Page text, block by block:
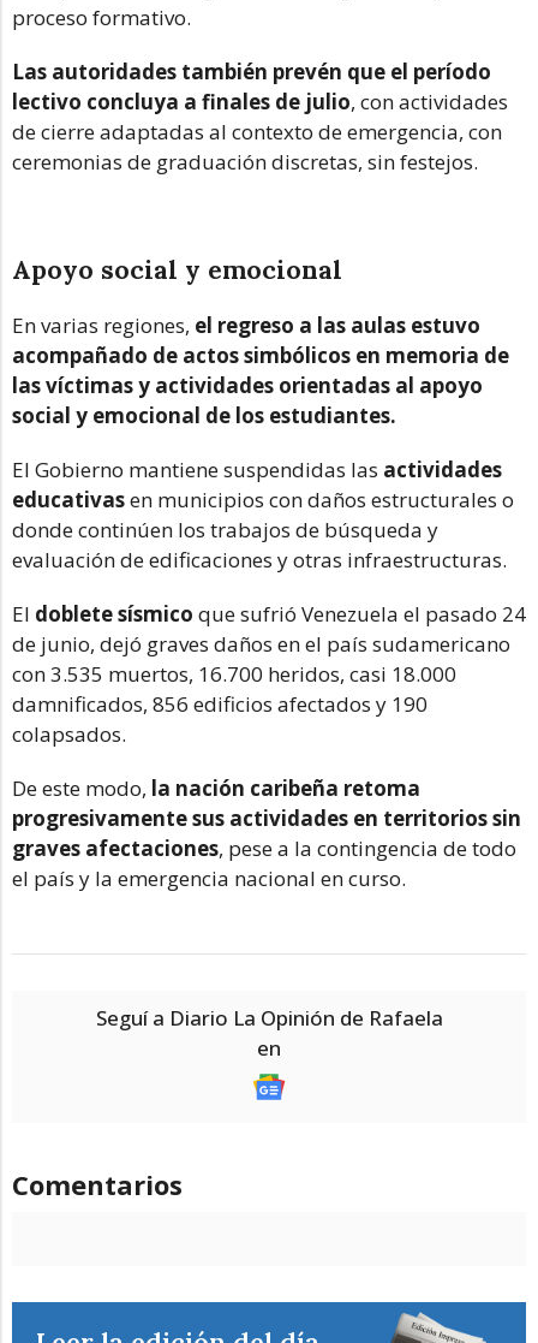
proceso formativo.
Las autoridades también prevén que el período
lectivo concluya a finales de julio, con actividades
de cierre adaptadas al contexto de emergencia, con
ceremonias de graduación discretas, sin festejos.
Apoyo social y emocional
En varias regiones, el regreso a las aulas estuvo
acompañado de actos simbólicos en memoria de
las víctimas y actividades orientadas al apoyo
social y emocional de los estudiantes.
El Gobierno mantiene suspendidas las actividades
educativasen municipios con daños estructurales o
donde continúen los trabajos de búsqueda y
evaluación de edificaciones y otras infraestructuras.
El doblete sísmico que sufrió Venezuela el pasado 24
de junio, dejó graves daños en el país sudamericano
con 3.535 muertos, 16.700 heridos, casi 18.000
damnificados, 856 edificios afectados y 190
colapsados.
De este modo, la nación caribeña retoma
progresivamente sus actividades en territorios sin
graves afectaciones, pese a la contingencia de todo
el país y la emergencia nacional en curso.
Seguí a Diario La Opinión de Rafaela
en
Comentarios